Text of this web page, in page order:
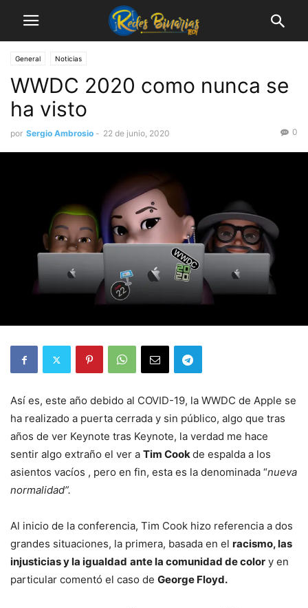
General Noticias
WWDC 2020 como nunca se
ha visto
por Sergio Ambrosio - 22 de junio, 2020 0
Así es, este año debido al COVID-19, la WWDC de Apple se
ha realizado a puerta cerrada y sin público, algo que tras
años de ver Keynote tras Keynote, la verdad me hace
sentir algo extraño el ver a Tim Cookde espalda a los
asientos vacíos , pero en fin, esta es la denominada “nueva
normalidad”.
Al inicio de la conferencia, Tim Cook hizo referencia a dos
grandes situaciones, la primera, basada en el racismo, las
injusticias y la igualdad ante la comunidad de color y en
particular comentó el caso de George Floyd.